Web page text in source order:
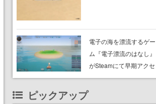
電子の海を漂流するゲー
ム『電子漂流のはなし』
がSteamにて早期アクセ
ス配信開始。共有された
ピックアップ